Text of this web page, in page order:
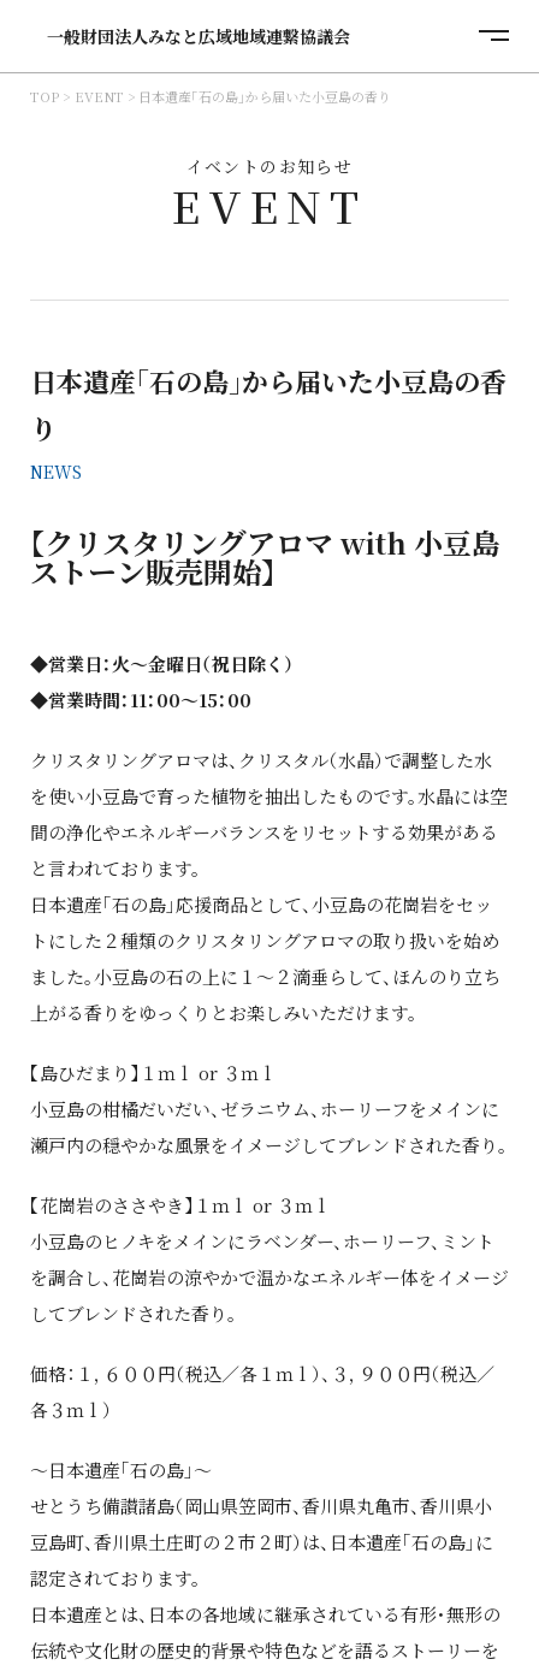
一般財団法人みなと広域地域連繋協議会
TOP EVENT 日本遺産「石の島」から届いた小豆島の香り
イベントのお知らせ
EVENT
日本遺産「石の島」から届いた小豆島の香
り
NEWS
【クリスタリングアロマ with 小豆島
ストーン販売開始】
◆営業日：火～金曜日（祝日除く）
◆営業時間：11：00～15：00
クリスタリングアロマは、クリスタル（水晶）で調整した水
を使い小豆島で育った植物を抽出したものです。水晶には空
間の浄化やエネルギーバランスをリセットする効果がある
と言われております。
日本遺産「石の島」応援商品として、小豆島の花崗岩をセッ
トにした２種類のクリスタリングアロマの取り扱いを始め
ました。小豆島の石の上に１～２滴垂らして、ほんのり立ち
上がる香りをゆっくりとお楽しみいただけます。
【島ひだまり】１ｍｌ or ３ｍｌ
小豆島の柑橘だいだい、ゼラニウム、ホーリーフをメインに
瀬戸内の穏やかな風景をイメージしてブレンドされた香り。
【花崗岩のささやき】１ｍｌ or ３ｍｌ
小豆島のヒノキをメインにラベンダー、ホーリーフ、ミント
を調合し、花崗岩の涼やかで温かなエネルギー体をイメージ
してブレンドされた香り。
価格：１，６００円（税込／各１ｍｌ）、３，９００円（税込／
各３ｍｌ）
～日本遺産「石の島」～
せとうち備讃諸島（岡山県笠岡市、香川県丸亀市、香川県小
豆島町、香川県土庄町の２市２町）は、日本遺産「石の島」に
認定されております。
日本遺産とは、日本の各地域に継承されている有形・無形の
伝統や文化財の歴史的背景や特色などを語るストーリーを